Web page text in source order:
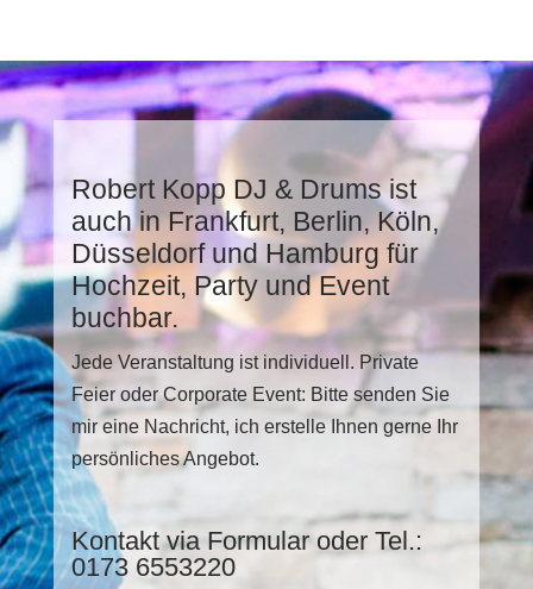
Robert Kopp DJ & Drums ist
auch in Frankfurt, Berlin, Köln,
Düsseldorf und Hamburg für
Hochzeit, Party und Event
buchbar.
Jede Veranstaltung ist individuell. Private
Feier oder Corporate Event: Bitte senden Sie
mir eine Nachricht, ich erstelle Ihnen gerne Ihr
persönliches Angebot.
Kontakt via Formular oder Tel.:
0173 6553220